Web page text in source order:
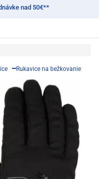
nad 50€**
Rukavice na bežkovanie